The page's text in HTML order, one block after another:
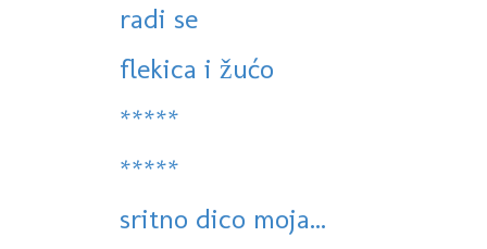
radi se
flekica i žućo
*****
*****
sritno dico moja...